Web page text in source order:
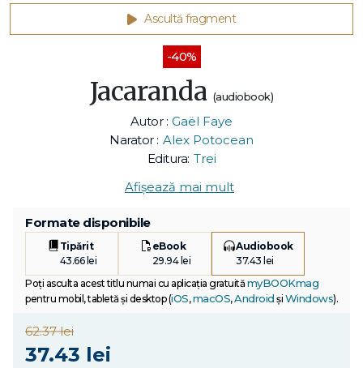
Ascultă fragment
-40%
Jacaranda (audiobook)
Autor : Gaël Faye
Narator : Alex Potocean
Editura: Trei
Afișează mai mult
Formate disponibile
Tipărit
43.66 lei
eBook
29.94 lei
Audiobook
37.43 lei
Poți asculta acest titlu numai cu aplicația gratuitămyBOOKmag
pentru mobil, tabletă și desktop (iOS,macOS,Android și Windows).
62.37 lei
37.43 lei